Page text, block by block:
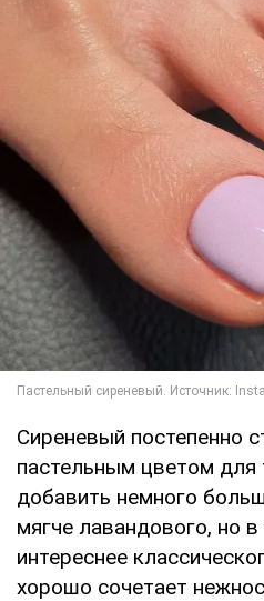
Сиреневый постепенно
пастельным цветом для
добавить немного
мягче лавандового, но
интереснее
хорошо сочетает